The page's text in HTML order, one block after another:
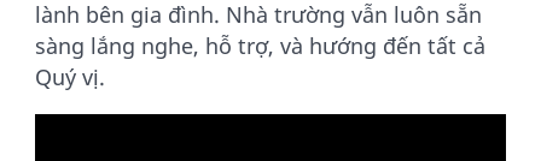
lành bên gia đình. Nhà trường vẫn luôn sẵn
sàng lắng nghe, hỗ trợ, và hướng đến tất cả
Quý vị.